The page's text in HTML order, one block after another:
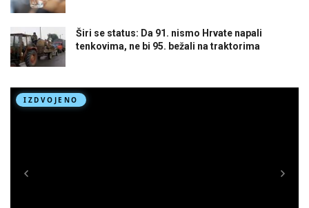
Širi se status: Da 91. nismo Hrvate napali
tenkovima, ne bi 95. bežali na traktorima